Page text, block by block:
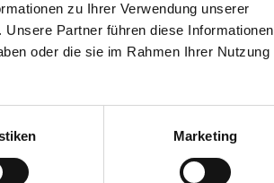
zu Ihrer Verwendung unserer
Partner führen diese Informationen
oder die sie im Rahmen Ihrer Nutzung
Marketing